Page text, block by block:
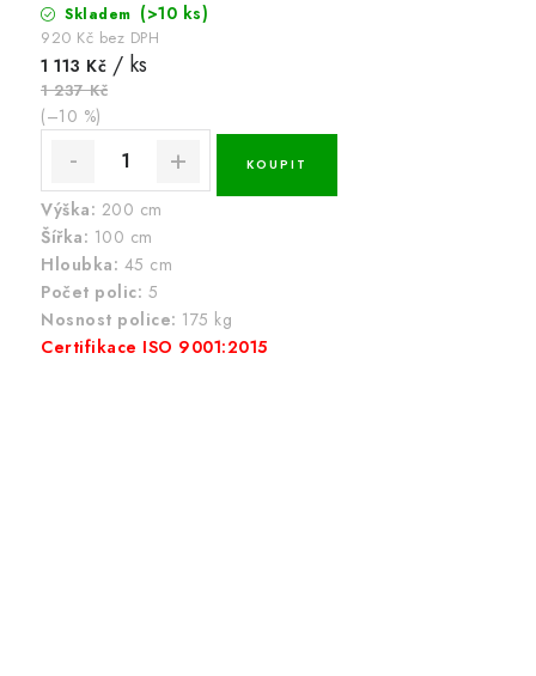
Skladem (>10 ks)
920 Kč bez DPH
1 113 Kč / ks
1 237 Kč
(–10 %)
Výška: 200 cm
Šířka: 100 cm
Hloubka: 45 cm
Počet polic: 5
Nosnost police: 175 kg
Certifikace ISO 9001:2015